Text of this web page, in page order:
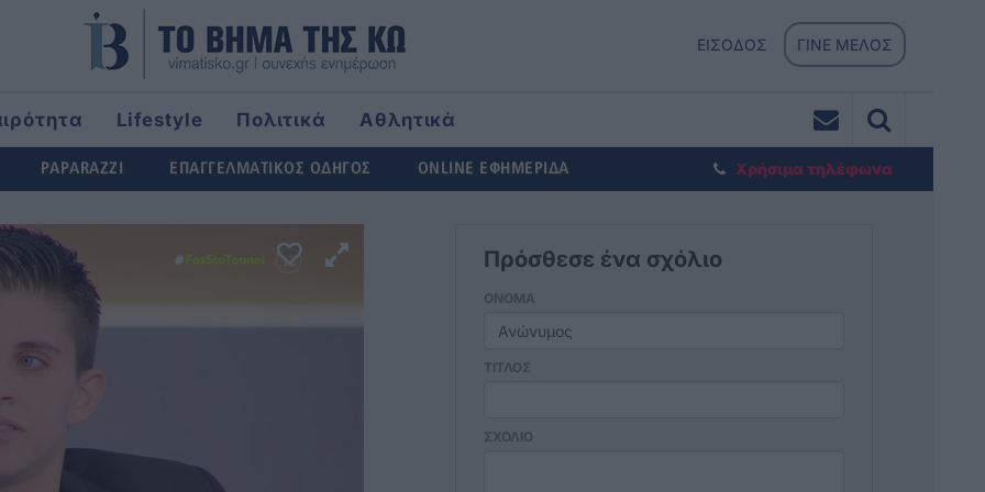
ΕΙΣΟΔΟΣ ΓΙΝΕ ΜΕΛΟΣ
Lifestyle Πολιτικά
Αθλητικά
PAPARAZZI ΕΠΑΓΓΕΛΜΑΤΙΚΟΣ ΟΔΗΓΟΣ ONLINE ΕΦΗΜΕΡΙΔΑ Χρήσιμα τηλέφωνα
Πρόσθεσε ένα σχόλιο
ΟΝΟΜΑ
ΤΙΤΛΟΣ
ΣΧΟΛΙΟ